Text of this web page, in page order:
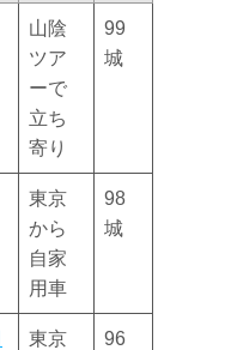
山陰
ツア
ーで
立ち
寄り
99
城
東京
から
自家
用車
98
城
東京
96